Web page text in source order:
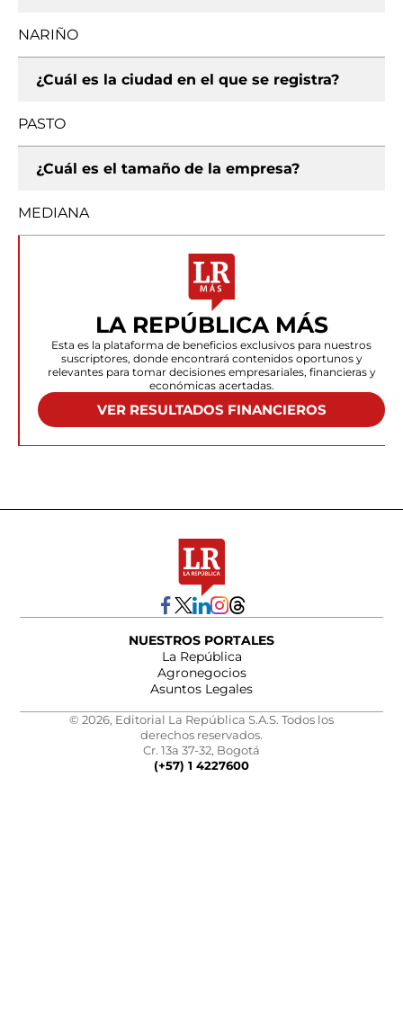
NARIÑO
¿Cuál es la ciudad en el que se registra?
PASTO
¿Cuál es el tamaño de la empresa?
MEDIANA
LA REPÚBLICA MÁS
Esta es la plataforma de beneficios exclusivos para nuestros
suscriptores, donde encontrará contenidos oportunos y
relevantes para tomar decisiones empresariales, financieras y
económicas acertadas.
VER RESULTADOS FINANCIEROS
NUESTROS PORTALES
La República
Agronegocios
Asuntos Legales
© 2026, Editorial La República S.A.S. Todos los
derechos reservados.
Cr. 13a 37-32, Bogotá
(+57) 1 4227600